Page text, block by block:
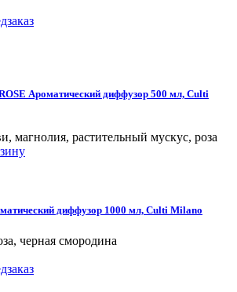
Ароматический диффузор 500 мл, Culti
магнолия, растительный мускус, роза
диффузор 1000 мл, Culti Milano
черная смородина